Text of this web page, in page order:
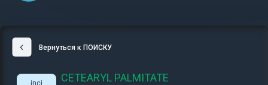
Вернуться к ПОИСКУ
inci CETEARYL PALMITATE